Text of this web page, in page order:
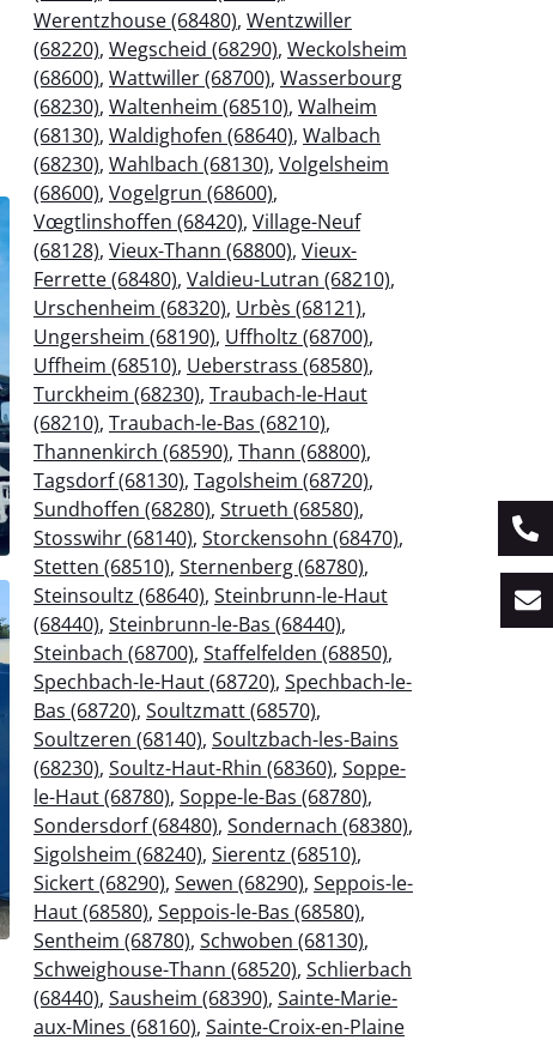
Werentzhouse (68480), Wentzwiller
(68220), Wegscheid (68290), Weckolsheim
(68600), Wattwiller (68700), Wasserbourg
(68230), Waltenheim (68510), Walheim
(68130), Waldighofen (68640), Walbach
(68230), Wahlbach (68130), Volgelsheim
(68600), Vogelgrun (68600),
Vœgtlinshoffen (68420), Village-Neuf
(68128), Vieux-Thann (68800), Vieux-
Ferrette (68480), Valdieu-Lutran (68210),
Urschenheim (68320), Urbès (68121),
Ungersheim (68190), Uffholtz (68700),
Uffheim (68510), Ueberstrass (68580),
Turckheim (68230), Traubach-le-Haut
(68210), Traubach-le-Bas (68210),
Thannenkirch (68590), Thann (68800),
Tagsdorf (68130), Tagolsheim (68720),
Sundhoffen (68280), Strueth (68580),
Stosswihr (68140), Storckensohn (68470),
Stetten (68510), Sternenberg (68780),
Steinsoultz (68640), Steinbrunn-le-Haut
(68440), Steinbrunn-le-Bas (68440),
Steinbach (68700), Staffelfelden (68850),
Spechbach-le-Haut (68720), Spechbach-le-
Bas (68720), Soultzmatt (68570),
Soultzeren (68140), Soultzbach-les-Bains
(68230), Soultz-Haut-Rhin (68360), Soppe-
le-Haut (68780), Soppe-le-Bas (68780),
Sondersdorf (68480), Sondernach (68380),
Sigolsheim (68240), Sierentz (68510),
Sickert (68290), Sewen (68290), Seppois-le-
Haut (68580), Seppois-le-Bas (68580),
Sentheim (68780), Schwoben (68130),
Schweighouse-Thann (68520), Schlierbach
(68440), Sausheim (68390), Sainte-Marie-
aux-Mines (68160), Sainte-Croix-en-Plaine